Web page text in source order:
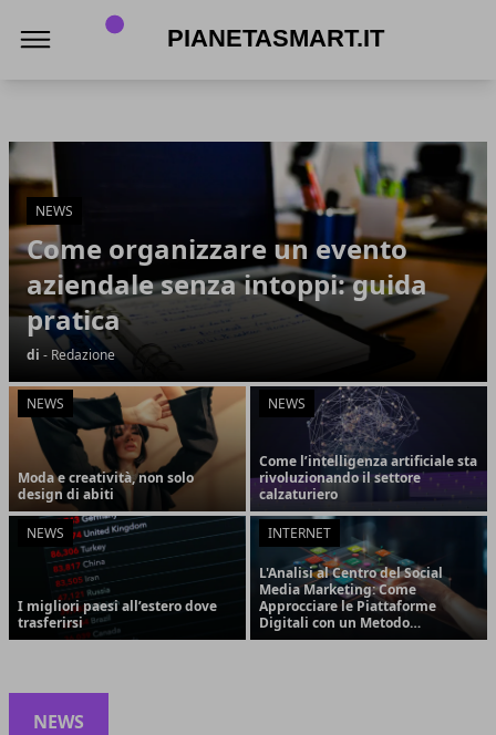
Articoli in Evidenza
NEWS
Come organizzare un evento
aziendale senza intoppi: guida
pratica
di - Redazione
NEWS
Moda e creatività, non solo
design di abiti
NEWS
Come l’intelligenza artificiale sta
rivoluzionando il settore
calzaturiero
NEWS
I migliori paesi all’estero dove
trasferirsi
INTERNET
L'Analisi al Centro del Social
Media Marketing: Come
Approcciare le Piattaforme
Digitali con un Metodo
Strategico e Orientato ai
NEWS